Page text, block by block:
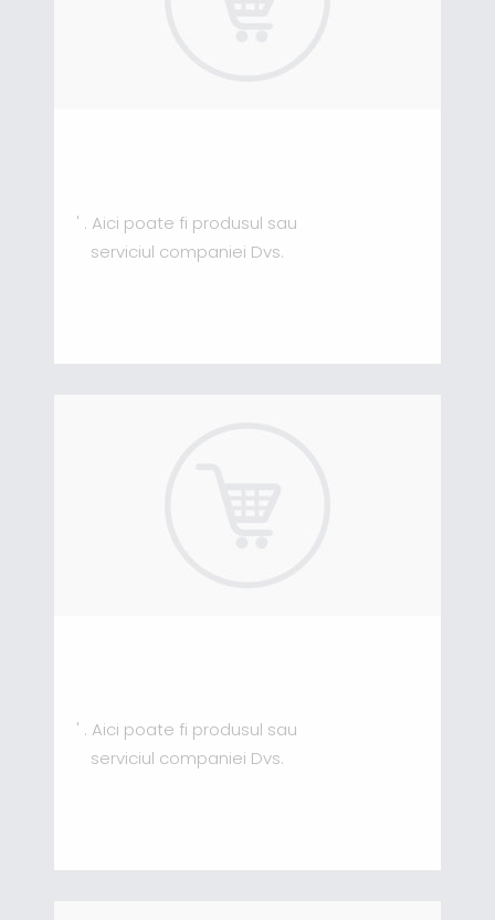
' . Aici poate fi produsul sau
serviciul companiei Dvs.
' . Aici poate fi produsul sau
serviciul companiei Dvs.